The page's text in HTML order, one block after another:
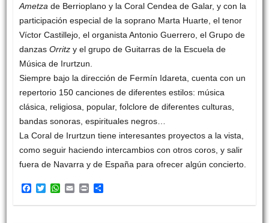
Ametza de Berrioplano y la Coral Cendea de Galar, y con la
participación especial de la soprano Marta Huarte, el tenor
Víctor Castillejo, el organista Antonio Guerrero, el Grupo de
danzas Orritzy el grupo de Guitarras de la Escuela de
Música de Irurtzun.
Siempre bajo la dirección de Fermín Idareta, cuenta con un
repertorio 150 canciones de diferentes estilos: música
clásica, religiosa, popular, folclore de diferentes culturas,
bandas sonoras, espirituales negros…
La Coral de Irurtzun tiene interesantes proyectos a la vista,
como seguir haciendo intercambios con otros coros, y salir
fuera de Navarra y de España para ofrecer algún concierto.
F
c
T
i
W
a
E
a
P
i
C
m